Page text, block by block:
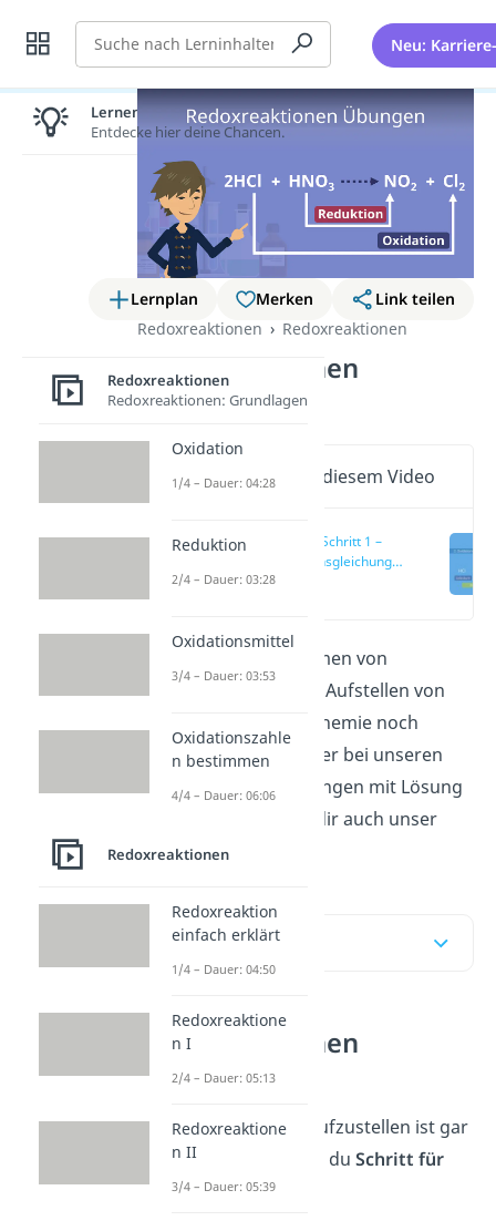
Suche Neu:
Lernplan Merken
Link teilen
Redoxreaktionen
Redoxreaktionen
Redoxreaktionen
Übungen
Wichtige Inhalte in diesem Video
Übung: Schritt 1 –
Reaktionsgleichung
aufstellen
(00:14)
Du musst das Bestimmen von
Oxidationszahlen und Aufstellen von
in Chemie noch
üben? Dann bist du hier bei unseren
Redoxreaktionen Übungen mit Lösung
genau richtig! Schau dir auch unser
Videodazu an.
Inhaltsübersicht
Redoxreaktionen
aufstellen
EineRedoxreaktion
aufzustellen ist gar
nicht so schwer, wenn du Schritt für
Schrittso vorgehst:
Lernen lohnt sich!
Entdecke hier deine Chancen.
Redoxreaktionen
Redoxreaktionen: Grundlagen
Oxidation
1/4 – Dauer: 04:28
Reduktion
2/4 – Dauer: 03:28
Oxidationsmittel
3/4 – Dauer: 03:53
Oxidationszahle
n bestimmen
4/4 – Dauer: 06:06
Redoxreaktionen
Redoxreaktion
einfach erklärt
1/4 – Dauer: 04:50
Redoxreaktione
n I
2/4 – Dauer: 05:13
Redoxreaktione
n II
3/4 – Dauer: 05:39